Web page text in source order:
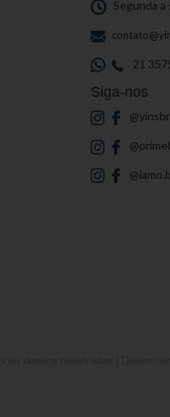
Segunda
21
Siga-nos
@yinsbr